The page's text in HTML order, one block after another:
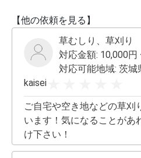
【他の依頼を見る】
草むしり、草刈り
対応金額: 10,000円
対応可能地域: 茨城県 県北
kaisei
ご自宅や空き地などの草刈
います！気になることがあ
け下さい！